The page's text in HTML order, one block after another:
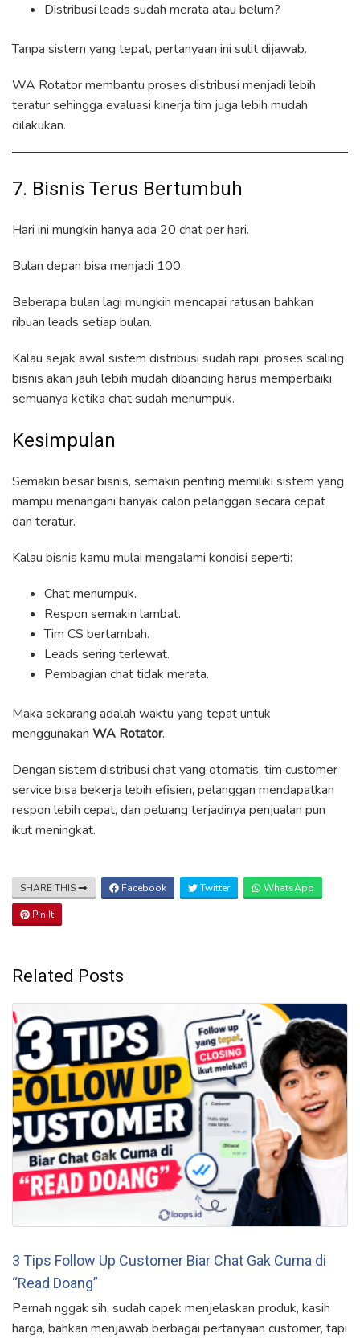
Distribusi leads sudah merata atau belum?
Tanpa sistem yang tepat, pertanyaan ini sulit dijawab.
WA Rotator membantu proses distribusi menjadi lebih
teratur sehingga evaluasi kinerja tim juga lebih mudah
dilakukan.
7. Bisnis Terus Bertumbuh
Hari ini mungkin hanya ada 20 chat per hari.
Bulan depan bisa menjadi 100.
Beberapa bulan lagi mungkin mencapai ratusan bahkan
ribuan leads setiap bulan.
Kalau sejak awal sistem distribusi sudah rapi, proses scaling
bisnis akan jauh lebih mudah dibanding harus memperbaiki
semuanya ketika chat sudah menumpuk.
Kesimpulan
Semakin besar bisnis, semakin penting memiliki sistem yang
mampu menangani banyak calon pelanggan secara cepat
dan teratur.
Kalau bisnis kamu mulai mengalami kondisi seperti:
Chat menumpuk.
Respon semakin lambat.
Tim CS bertambah.
Leads sering terlewat.
Pembagian chat tidak merata.
Maka sekarang adalah waktu yang tepat untuk
menggunakan WA Rotator.
Dengan sistem distribusi chat yang otomatis, tim customer
service bisa bekerja lebih efisien, pelanggan mendapatkan
respon lebih cepat, dan peluang terjadinya penjualan pun
ikut meningkat.
SHARE THIS Facebook Twitter WhatsApp
Pin It
Related Posts
3 Tips Follow Up Customer Biar Chat Gak Cuma di
“Read Doang”
Pernah nggak sih, sudah capek menjelaskan produk, kasih
harga, bahkan menjawab berbagai pertanyaan customer, tapi